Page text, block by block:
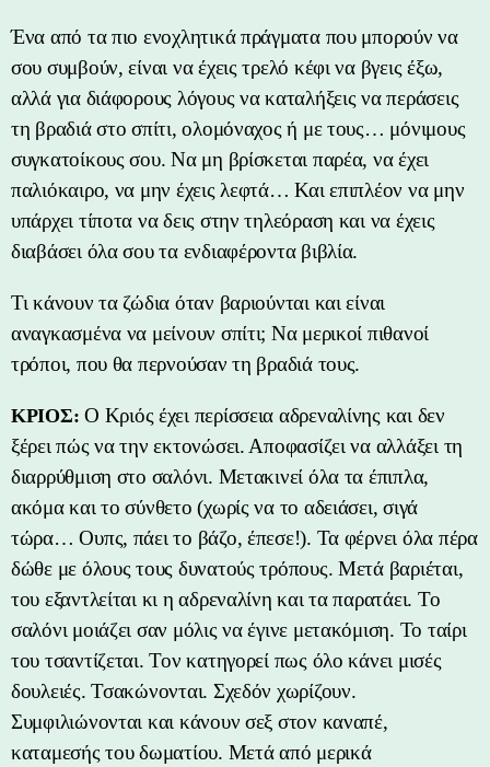
Ένα από τα πιο ενοχλητικά πράγματα που μπορούν να
σου συμβούν, είναι να έχεις τρελό κέφι να βγεις έξω,
αλλά για διάφορους λόγους να καταλήξεις να περάσεις
τη βραδιά στο σπίτι, ολομόναχος ή με τους… μόνιμους
συγκατοίκους σου. Να μη βρίσκεται παρέα, να έχει
παλιόκαιρο, να μην έχεις λεφτά… Και επιπλέον να μην
υπάρχει τίποτα να δεις στην τηλεόραση και να έχεις
διαβάσει όλα σου τα ενδιαφέροντα βιβλία.
Τι κάνουν τα ζώδια όταν βαριούνται και είναι
αναγκασμένα να μείνουν σπίτι; Να μερικοί πιθανοί
τρόποι, που θα περνούσαν τη βραδιά τους.
ΚΡΙΟΣ: Ο Κριός έχει περίσσεια αδρεναλίνης και δεν
ξέρει πώς να την εκτονώσει. Αποφασίζει να αλλάξει τη
διαρρύθμιση στο σαλόνι. Μετακινεί όλα τα έπιπλα,
ακόμα και το σύνθετο (χωρίς να το αδειάσει, σιγά
τώρα… Ουπς, πάει το βάζο, έπεσε!). Τα φέρνει όλα πέρα
δώθε με όλους τους δυνατούς τρόπους. Μετά βαριέται,
του εξαντλείται κι η αδρεναλίνη και τα παρατάει. Το
σαλόνι μοιάζει σαν μόλις να έγινε μετακόμιση. Το ταίρι
του τσαντίζεται. Τον κατηγορεί πως όλο κάνει μισές
δουλειές. Τσακώνονται. Σχεδόν χωρίζουν.
Συμφιλιώνονται και κάνουν σεξ στον καναπέ,
καταμεσής του δωματίου. Μετά από μερικά